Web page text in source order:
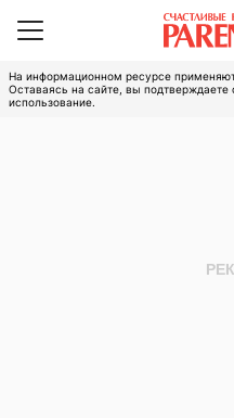
На информационном ресурсе
Оставаясь на сайте, вы подтверждаете
использование.